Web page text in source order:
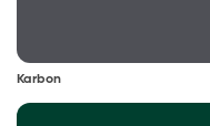
Karbon